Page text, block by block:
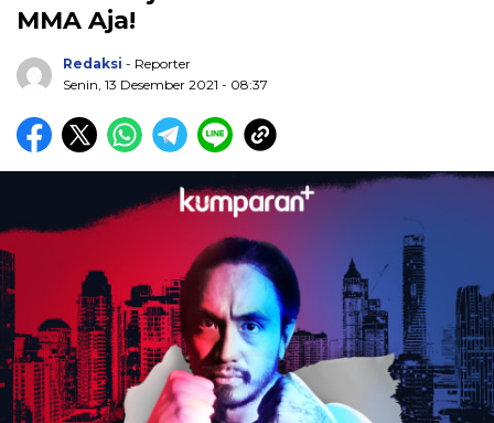
MMA Aja!
Redaksi - Reporter
Senin, 13 Desember 2021 - 08:37